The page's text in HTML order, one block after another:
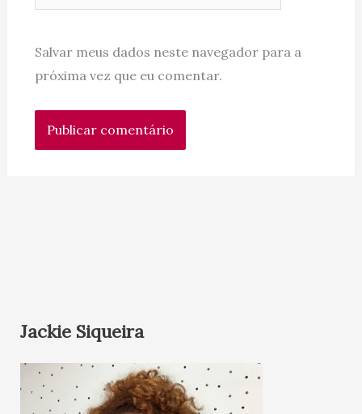
Salvar meus dados neste navegador para a
próxima vez que eu comentar.
Jackie Siqueira